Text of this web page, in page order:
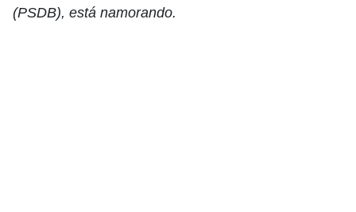
(PSDB), está namorando.